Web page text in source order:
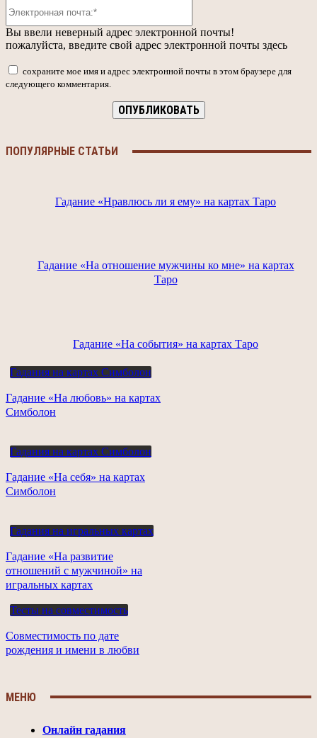
Вы ввели неверный адрес электронной почты!
пожалуйста, введите свой адрес электронной почты здесь
сохраните мое имя и адрес электронной почты в этом браузере для
следующего комментария.
ПОПУЛЯРНЫЕ СТАТЬИ
Гадание «Нравлюсь ли я ему» на картах Таро
Гадание «На отношение мужчины ко мне» на картах
Таро
Гадание «На события» на картах Таро
Гадания на картах Симболон
Гадание «На любовь» на картах
Симболон
Гадания на картах Симболон
Гадание «На себя» на картах
Симболон
Гадания на игральных картах
Гадание «На развитие
отношений с мужчиной» на
игральных картах
Тесты на совместимость
Совместимость по дате
рождения и имени в любви
МЕНЮ
Онлайн гадания